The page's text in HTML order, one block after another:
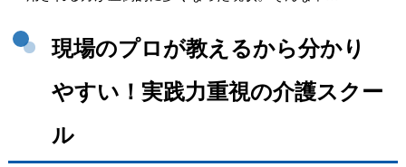
現場のプロが教えるから分かり
やすい！実践力重視の介護スクー
ル